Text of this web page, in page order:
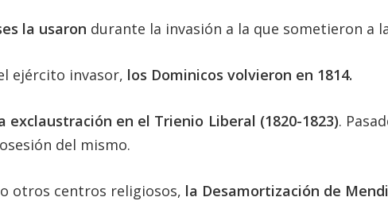
la usaron durante la invasión a la que sometieron a
ejército invasor, los Dominicos volvieron en 1814.
exclaustración en el Trienio Liberal (1820-1823).
del mismo.
otros centros religiosos, la Desamortización de